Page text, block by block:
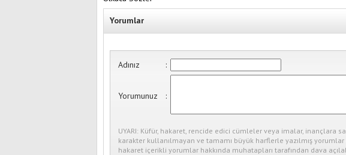
Yorumlar
Adınız :
Yorumunuz :
UYARI: Küfür, hakaret, rencide edici cümleler veya imalar, inançlara
karakter kullanılmayan ve tamamı büyük harflerle yazılmış
hakaret içerikli yorumlar hakkında muhatapları tarafından dava